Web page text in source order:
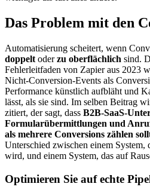
Das Problem mit den
Automatisierung scheitert, wenn
doppelt oderzu oberflächlich sind.
Fehlerleitfaden von Zapier aus 2023
Nicht-Conversion-Events als
Performance künstlich aufbläht und
lässt, als sie sind. Im selben Beitrag
zitiert, der sagt, dass B2B-SaaS-
Formularübermittlungen und
als mehrere Conversions zählen
Unterschied zwischen einem System,
wird, und einem System, das auf
Optimieren Sie auf echte